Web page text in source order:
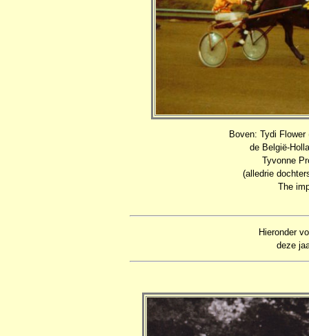
Boven: Tydi
de België-
Tyvonne
(alledrie
The
Hieronder
deze